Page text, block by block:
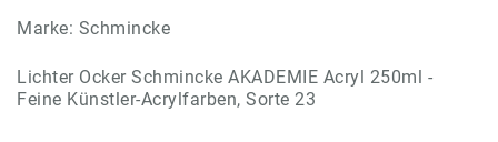
Marke: Schmincke
Lichter Ocker Schmincke AKADEMIE Acryl 250ml -
Feine Künstler-Acrylfarben, Sorte 23